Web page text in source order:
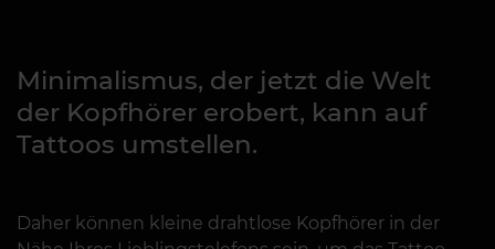
Minimalismus, der jetzt die Welt
der Kopfhörer erobert, kann auf
Tattoos umstellen.
Daher können kleine drahtlose Kopfhörer in der